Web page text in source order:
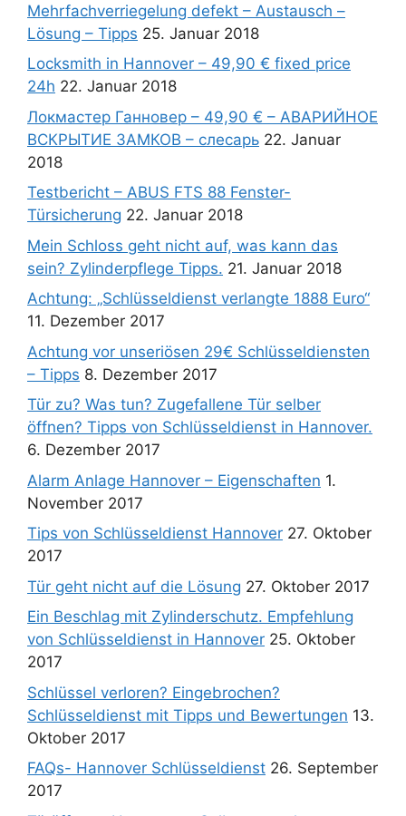
Mehrfachverriegelung defekt – Austausch –
Lösung – Tipps 25. Januar 2018
Locksmith in Hannover – 49,90 € fixed price
24h 22. Januar 2018
Локмастер Ганновер – 49,90 € – АВАРИЙНОЕ
ВСКРЫТИЕ ЗАМКОВ – слесарь 22. Januar
2018
Testbericht – ABUS FTS 88 Fenster-
Türsicherung 22. Januar 2018
Mein Schloss geht nicht auf, was kann das
sein? Zylinderpflege Tipps. 21. Januar 2018
Achtung: „Schlüsseldienst verlangte 1888 Euro“
11. Dezember 2017
Achtung vor unseriösen 29€ Schlüsseldiensten
– Tipps 8. Dezember 2017
Tür zu? Was tun? Zugefallene Tür selber
öffnen? Tipps von Schlüsseldienst in Hannover.
6. Dezember 2017
Alarm Anlage Hannover – Eigenschaften 1.
November 2017
Tips von Schlüsseldienst Hannover 27. Oktober
2017
Tür geht nicht auf die Lösung 27. Oktober 2017
Ein Beschlag mit Zylinderschutz. Empfehlung
von Schlüsseldienst in Hannover 25. Oktober
2017
Schlüssel verloren? Eingebrochen?
Schlüsseldienst mit Tipps und Bewertungen 13.
Oktober 2017
FAQs- Hannover Schlüsseldienst 26. September
2017